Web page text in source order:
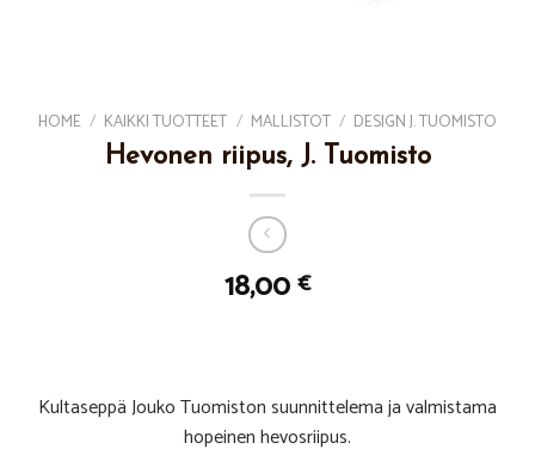
HOME / KAIKKI TUOTTEET / MALLISTOT / DESIGN J. TUOMISTO
Hevonen riipus, J. Tuomisto
18,00 €
Kultaseppä Jouko Tuomiston suunnittelema ja valmistama
hopeinen hevosriipus.